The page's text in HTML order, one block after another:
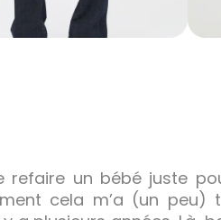
refaire un bébé juste
cela m’a (un peu)